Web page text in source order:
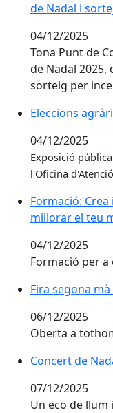
de Nadal i
04/12/2025
Tona Punt de
de Nadal
sorteig per
Eleccions
Eleccions
04/12/2025
Exposició
l'Oficina
Formació:
Formació:
millorar el teu
04/12/2025
Formació per
Fira segona
Fira segona
06/12/2025
Oberta a
Concert de
Concert de
07/12/2025
Un eco de llum